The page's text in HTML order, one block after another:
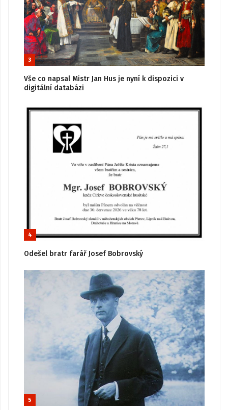
3
Vše co napsal Mistr Jan Hus je nyní k dispozici v
digitální databázi
4
Odešel bratr farář Josef Bobrovský
5